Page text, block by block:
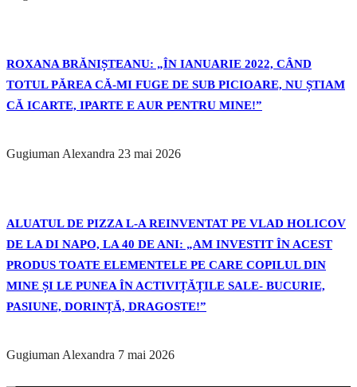
ROXANA BRĂNIȘTEANU: „ÎN IANUARIE 2022, CÂND
TOTUL PĂREA CĂ-MI FUGE DE SUB PICIOARE, NU ȘTIAM
CĂ ICARTE, IPARTE E AUR PENTRU MINE!”
Gugiuman Alexandra 23 mai 2026
ALUATUL DE PIZZA L-A REINVENTAT PE VLAD HOLICOV
DE LA DI NAPO, LA 40 DE ANI: „AM INVESTIT ÎN ACEST
PRODUS TOATE ELEMENTELE PE CARE COPILUL DIN
MINE ȘI LE PUNEA ÎN ACTIVIȚĂȚILE SALE- BUCURIE,
PASIUNE, DORINȚĂ, DRAGOSTE!”
Gugiuman Alexandra 7 mai 2026